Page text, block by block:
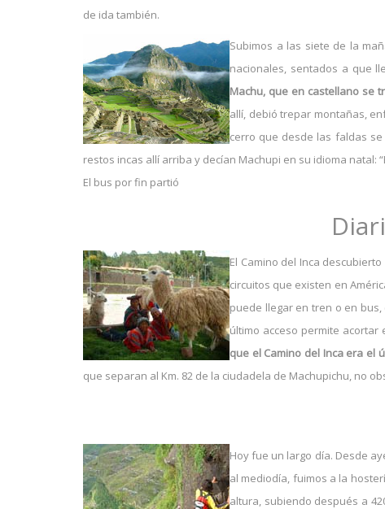
de ida también.
Subimos a las siete de la
nacionales, sentados a que
Machu, que en castellano se
allí, debió trepar montañas,
cerro que desde las faldas
restos incas allí arriba y decían Machupi en su idioma natal:
El bus por fin partió
El Camino del Inca
circuitos que existen en
puede llegar en tren o en bus,
último acceso permite
que el Camino del Inca era el
que separan al Km. 82 de la ciudadela de Machupichu, no
Hoy fue un largo día. Desde
al mediodía, fuimos a la
altura, subiendo después a